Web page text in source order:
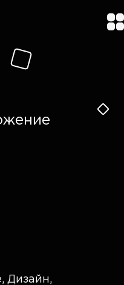
, Дизайн,